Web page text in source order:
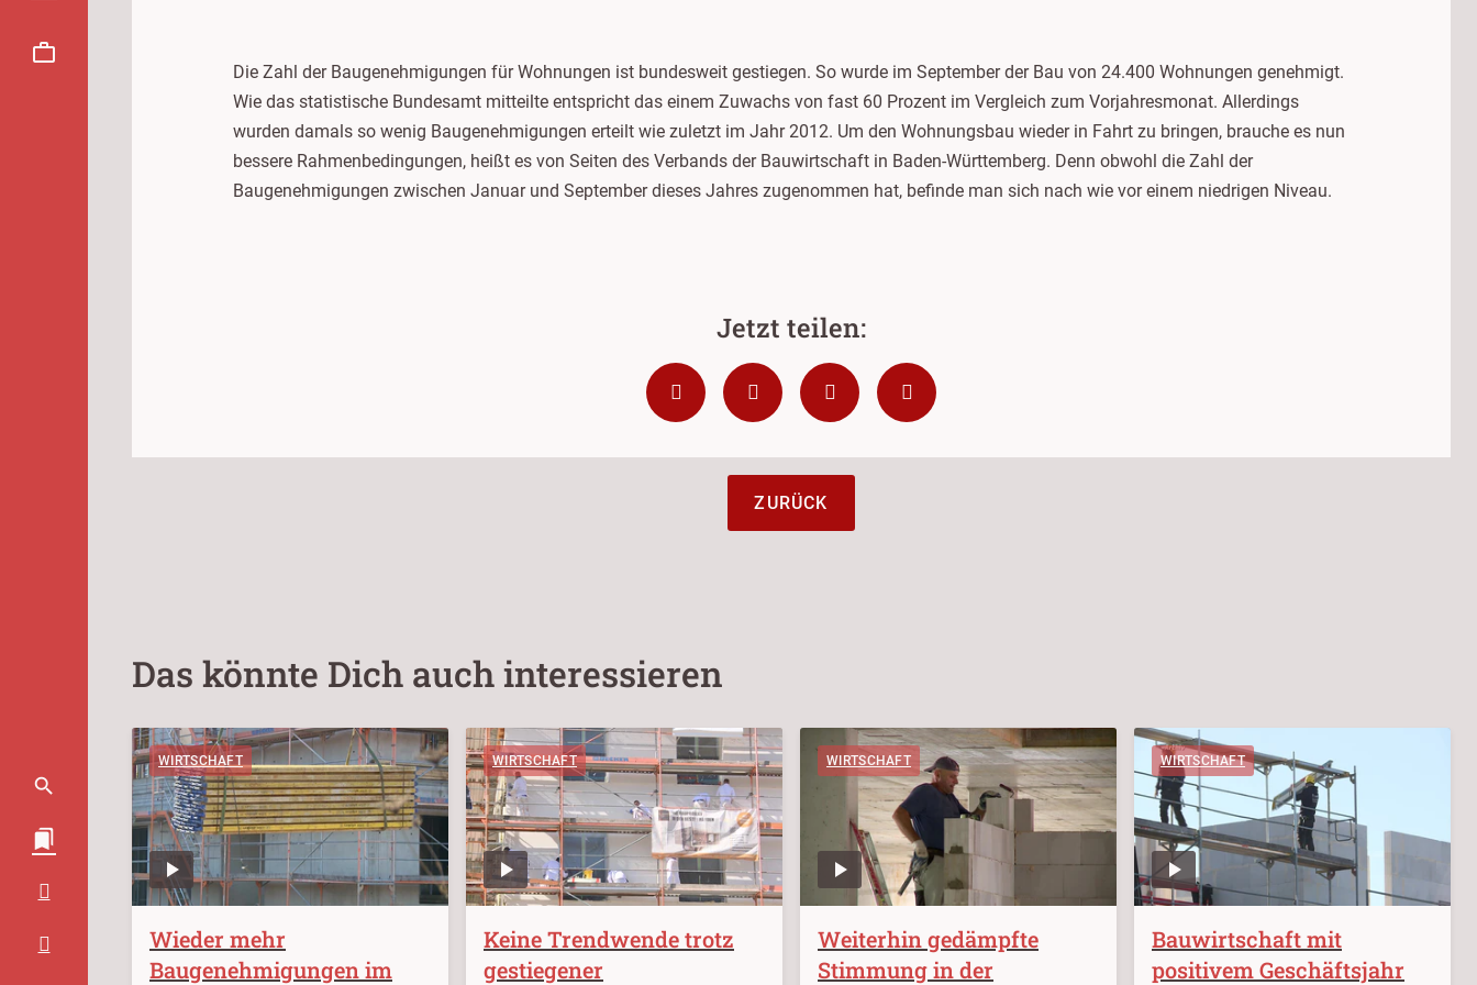
Die Zahl der Baugenehmigungen für Wohnungen ist bundesweit gestiegen. So wurde im September der Bau von 24.400 Wohnungen genehmigt.
Wie das statistische Bundesamt mitteilte entspricht das einem Zuwachs von fast 60 Prozent im Vergleich zum Vorjahresmonat. Allerdings
wurden damals so wenig Baugenehmigungen erteilt wie zuletzt im Jahr 2012. Um den Wohnungsbau wieder in Fahrt zu bringen, brauche es nun
bessere Rahmenbedingungen, heißt es von Seiten des Verbands der Bauwirtschaft in Baden-Württemberg. Denn obwohl die Zahl der
Baugenehmigungen zwischen Januar und September dieses Jahres zugenommen hat, befinde man sich nach wie vor einem niedrigen Niveau.
ZURÜCK
Das könnte Dich auch interessieren
WIRTSCHAFT
Wieder mehr
Baugenehmigungen im
WIRTSCHAFT
Keine Trendwende trotz
gestiegener
WIRTSCHAFT
Weiterhin gedämpfte
Stimmung in der
WIRTSCHAFT
Bauwirtschaft mit
positivem Geschäftsjahr